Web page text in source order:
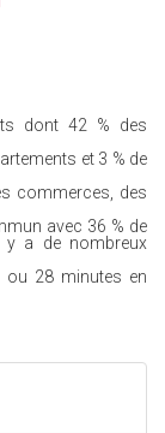
dont 42 % des
et 3 % de
commerces, des
avec 36 % de
y a de nombreux
28 minutes en